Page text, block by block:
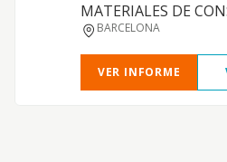
MATERIALES DE
BARCELONA
VER INFORME